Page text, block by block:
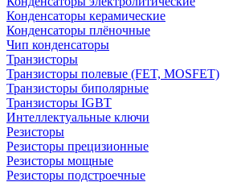
Конденсаторы керамические
Конденсаторы плёночные
Чип конденсаторы
Транзисторы
Транзисторы полевые (FET, MOSFET)
Транзисторы биполярные
Транзисторы IGBT
Интеллектуальные ключи
Резисторы
Резисторы прецизионные
Резисторы мощные
Резисторы подстроечные